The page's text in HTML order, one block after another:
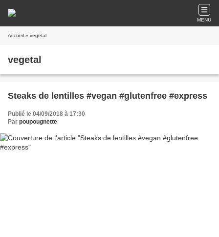
MENU
Accueil » vegetal
vegetal
Steaks de lentilles #vegan #glutenfree #express
Publié le 04/09/2018 à 17:30
Par poupougnette